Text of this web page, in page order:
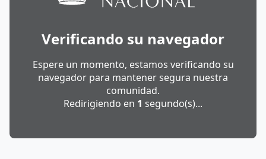
Verificando su navegador
Espere un momento, estamos verificando su
navegador para mantener segura nuestra
comunidad.
Redirigiendo en 1 segundo(s)...